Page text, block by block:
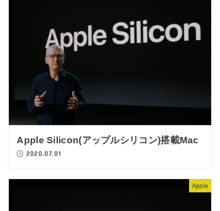
Apple Silicon(アップルシリコン)搭載Mac
2020.07.01
Apple